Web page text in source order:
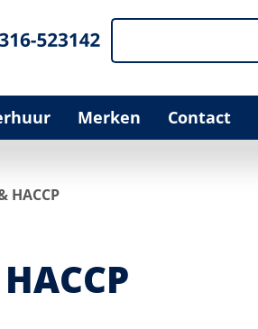
Merken Contact
HACCP